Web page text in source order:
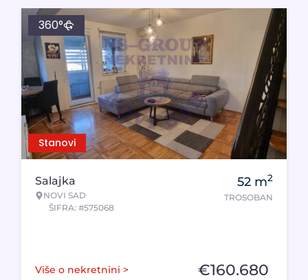
Stanovi
360°
Salajka
NOVI SAD
ŠIFRA: #575068
52 m2
TROSOBAN
Više o nekretnini > €160.680